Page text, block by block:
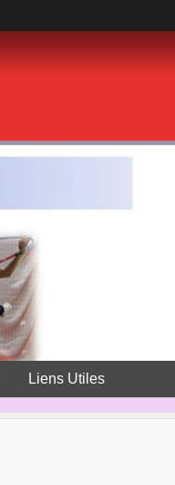
Liens Utiles